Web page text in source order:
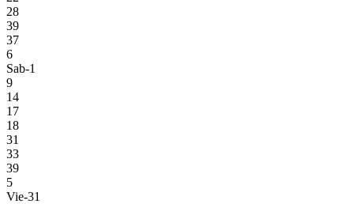
28
39
37
6
Sab-1
9
14
17
18
31
33
39
5
Vie-31